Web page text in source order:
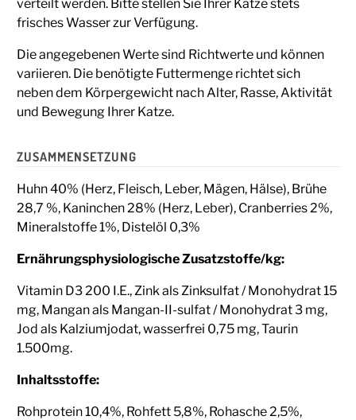
verteilt werden. Bitte stellen Sie Ihrer Katze stets
frisches Wasser zur Verfügung.
Die angegebenen Werte sind Richtwerte und können
variieren. Die benötigte Futtermenge richtet sich
neben dem Körpergewicht nach Alter, Rasse, Aktivität
und Bewegung Ihrer Katze.
ZUSAMMENSETZUNG
Huhn 40% (Herz, Fleisch, Leber, Mägen, Hälse), Brühe
28,7 %, Kaninchen 28% (Herz, Leber), Cranberries 2%,
Mineralstoffe 1%, Distelöl 0,3%
Ernährungsphysiologische Zusatzstoffe/kg:
Vitamin D3 200 I.E., Zink als Zinksulfat / Monohydrat 15
mg, Mangan als Mangan-II-sulfat / Monohydrat 3 mg,
Jod als Kalziumjodat, wasserfrei 0,75 mg, Taurin
1.500mg.
Inhaltsstoffe:
Rohprotein 10,4%, Rohfett 5,8%, Rohasche 2,5%,